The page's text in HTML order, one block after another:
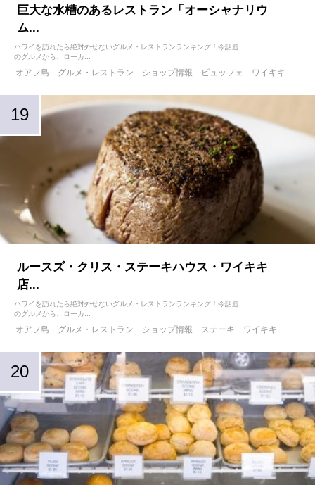
巨大な水槽のあるレストラン「オーシャナリウ
ム...
ハワイを訪れたら絶対外せないグルメ・レストランランキング！今話題
のグルメから、ローカ...
オアフ島 グルメ・レストラン ショップ情報 ビュッフェ ワイキキ
ルースズ・クリス・ステーキハウス・ワイキキ
店...
ハワイを訪れたら絶対外せないグルメ・レストランランキング！今話題
のグルメから、ローカ...
オアフ島 グルメ・レストラン ショップ情報 ステーキ ワイキキ